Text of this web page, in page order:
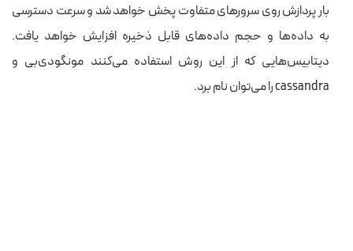
بار پردازش روی سرورهای متفاوت پخش خواهد شد و سرعت دسترسی
به داده‌ها و حجم داده‌های قابل ذخیره افزایش خواهد یافت.
دیتابیس‌هایی که از این روش استفاده می‌کنند مونگودی‌بی و
cassandra را می‌توان نام برد.